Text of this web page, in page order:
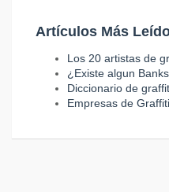
Artículos Más
Los 20 artistas de
¿Existe algun
Diccionario de
Empresas de